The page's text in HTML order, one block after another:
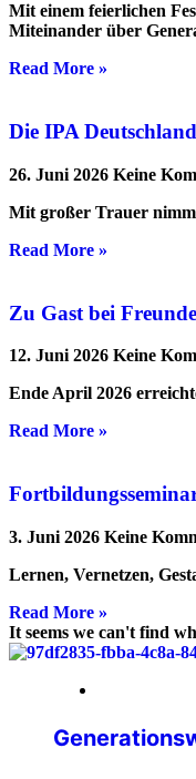
Mit einem feierlichen
Miteinander über
Read More »
Die IPA
26. Juni 2026 Keine
Mit großer Trauer
Read More »
Zu Gast bei
12. Juni 2026 Keine
Ende April 2026
Read More »
3. Juni 2026 Keine
Lernen, Vernetzen,
Read More »
It seems we can't find